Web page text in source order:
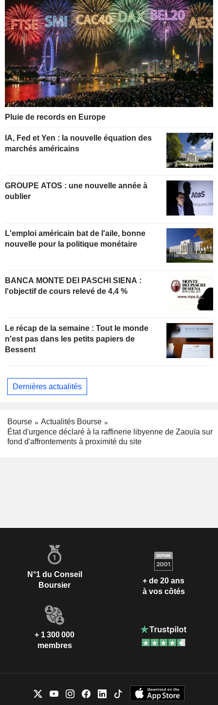
Pluie de records en Europe
IA, Fed et Yen : la nouvelle équation des
marchés américains
GROUPE ATOS : une nouvelle année à
oublier
L'emploi américain bat de l'aile, bonne
nouvelle pour la politique monétaire
BANCA MONTE DEI PASCHI SIENA :
l'objectif de cours relevé de 4,4 %
Le récap de la semaine : Tout le monde
n'est pas dans les petits papiers de
Bessent
Dernières actualités
Bourse
Actualités Bourse
État d'urgence déclaré à la raffinerie libyenne de Zaouïa sur
fond d'affrontements à proximité du site
N°1 du Conseil
Boursier
+ de 20 ans
à vos côtés
+ 1 300 000
membres